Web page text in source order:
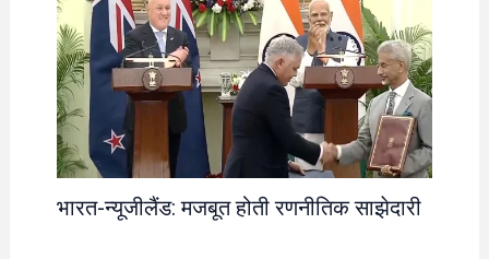
भारत-न्यूजीलैंड: मजबूत होती रणनीतिक साझेदारी